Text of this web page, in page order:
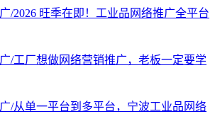
/2026 旺季在即！工业品网络推广全平台
/工厂想做网络营销推广，老板一定要学
/从单一平台到多平台，宁波工业品网络